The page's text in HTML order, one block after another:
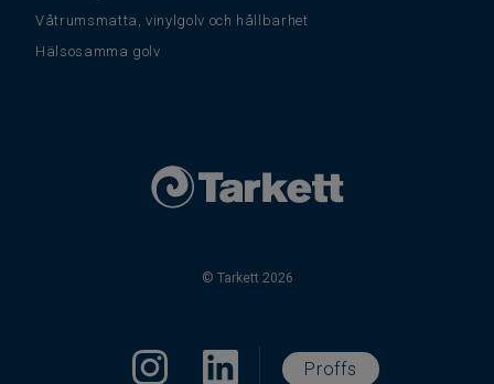
Våtrumsmatta, vinylgolv och hållbarhet
Hälsosamma golv
© Tarkett 2026
Proffs